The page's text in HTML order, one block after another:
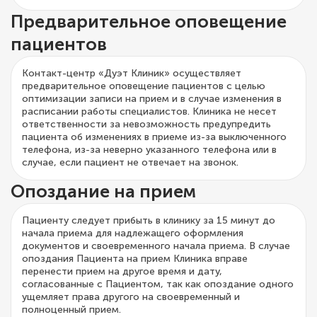
Предварительное оповещение
пациентов
Контакт-центр «Дуэт Клиник» осуществляет
предварительное оповещение пациентов с целью
оптимизации записи на прием и в случае изменения в
расписании работы специалистов. Клиника не несет
ответственности за невозможность предупредить
пациента об изменениях в приеме из-за выключенного
телефона, из-за неверно указанного телефона или в
случае, если пациент не отвечает на звонок.
Опоздание на прием
Пациенту следует прибыть в клинику за 15 минут до
начала приема для надлежащего оформления
документов и своевременного начала приема. В случае
опоздания Пациента на прием Клиника вправе
перенести прием на другое время и дату,
согласованные с Пациентом, так как опоздание одного
ущемляет права другого на своевременный и
полноценный прием.